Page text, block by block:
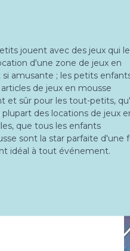
jouent avec des jeux qui
d'une zone de jeux en
amusante ; les petits
de jeux en mousse
et sûr pour les tout-petits,
des locations de jeux
que tous les enfants
sont la star parfaite d'une
idéal à tout événement.